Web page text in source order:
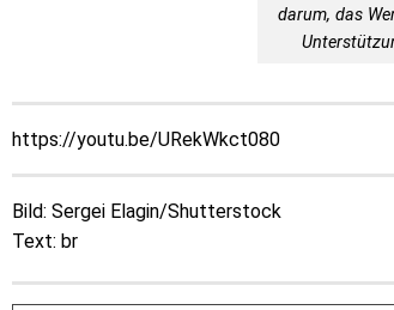
darum, das
https://youtu.be/URekWkct080
Bild: Sergei Elagin/Shutterstock
Text: br